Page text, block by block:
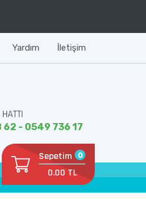
Yardım İletişim
62 - 0549 736 17
Sepetim 0
0.00 TL